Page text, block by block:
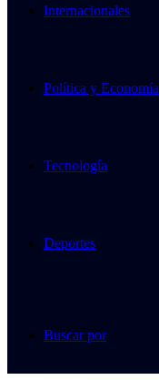
Internacionales
Política y Economía
Tecnología
Deportes
Buscar por